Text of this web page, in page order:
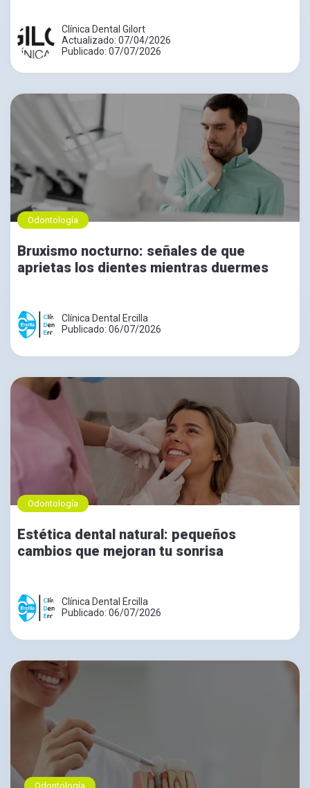
Clínica Dental Gilort
Actualizado: 07/04/2026
Publicado: 07/07/2026
Odontología
Bruxismo nocturno: señales de que
aprietas los dientes mientras duermes
Clínica Dental Ercilla
Publicado: 06/07/2026
Odontología
Estética dental natural: pequeños
cambios que mejoran tu sonrisa
Clínica Dental Ercilla
Publicado: 06/07/2026
Odontología